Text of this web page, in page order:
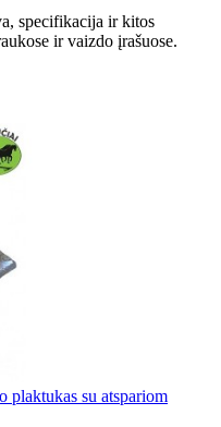
specifikacija ir kitos
ir vaizdo įrašuose.
plaktukas su atspariom